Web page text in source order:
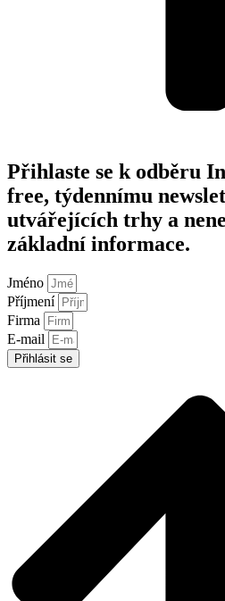
Přihlaste se k odběru
free, týdennímu
utvářejících trhy a
základní informace.
Jméno
Příjmení
Firma
E-mail
Přihlásit se